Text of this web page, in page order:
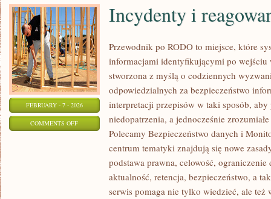
FEBRUARY - 7 - 2026
COMMENTS OFFON
INCYDENTY
REAGOWANIE
Incydenty i
Przewodnik po RODO to miejsce, które
informacjami identyfikującymi po wejściu
stworzona z myślą o codziennych
odpowiedzialnych za bezpieczeństwo
interpretacji przepisów w taki sposób,
niedopatrzenia, a jednocześnie
Polecamy Bezpieczeństwo danych i
centrum tematyki znajdują się nowe
podstawa prawna, celowość,
aktualność, retencja, bezpieczeństwo, a
serwis pomaga nie tylko wiedzieć, ale